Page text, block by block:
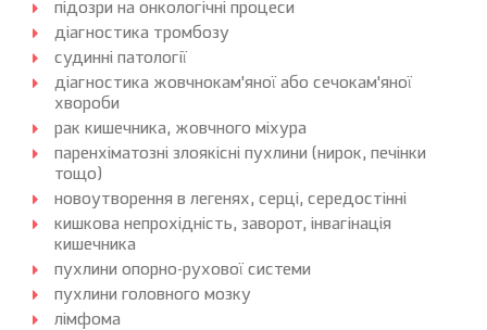
підозри на онкологічні процеси
діагностика тромбозу
судинні патології
діагностика жовчнокам'яної або сечокам'яної
хвороби
рак кишечника, жовчного міхура
паренхіматозні злоякісні пухлини (нирок, печінки
тощо)
новоутворення в легенях, серці, середостінні
кишкова непрохідність, заворот, інвагінація
кишечника
пухлини опорно-рухової системи
пухлини головного мозку
лімфома